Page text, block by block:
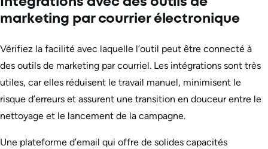
marketing par courrier électronique
Vérifiez la facilité avec laquelle l’outil peut être connecté à
des outils de marketing par courriel. Les intégrations sont très
utiles, car elles réduisent le travail manuel, minimisent le
risque d’erreurs et assurent une transition en douceur entre le
nettoyage et le lancement de la campagne.
Une plateforme d’email qui offre de solides capacités